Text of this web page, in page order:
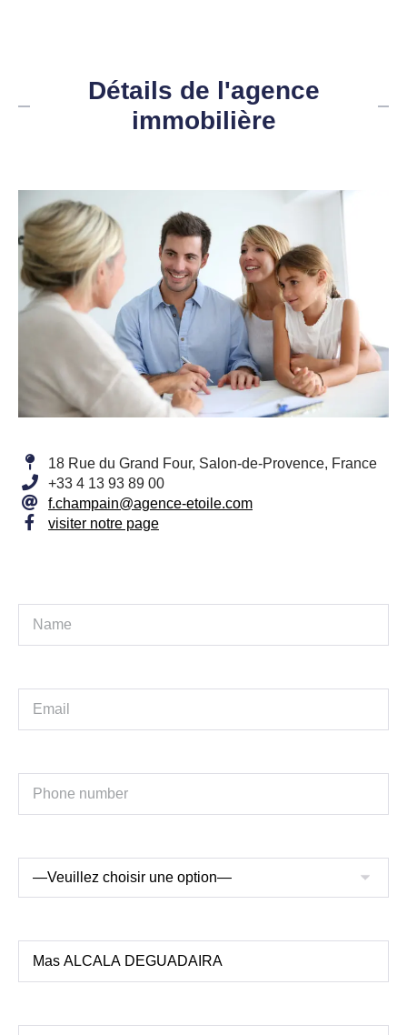
Détails de l'agence
immobilière
18 Rue du Grand Four, Salon-de-Provence, France
+33 4 13 93 89 00
f.champain@agence-etoile.com
visiter notre page